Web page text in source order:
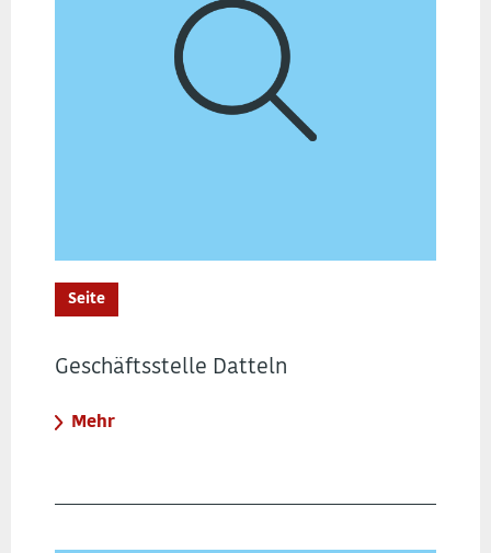
Seite
Geschäftsstelle Datteln
Mehr